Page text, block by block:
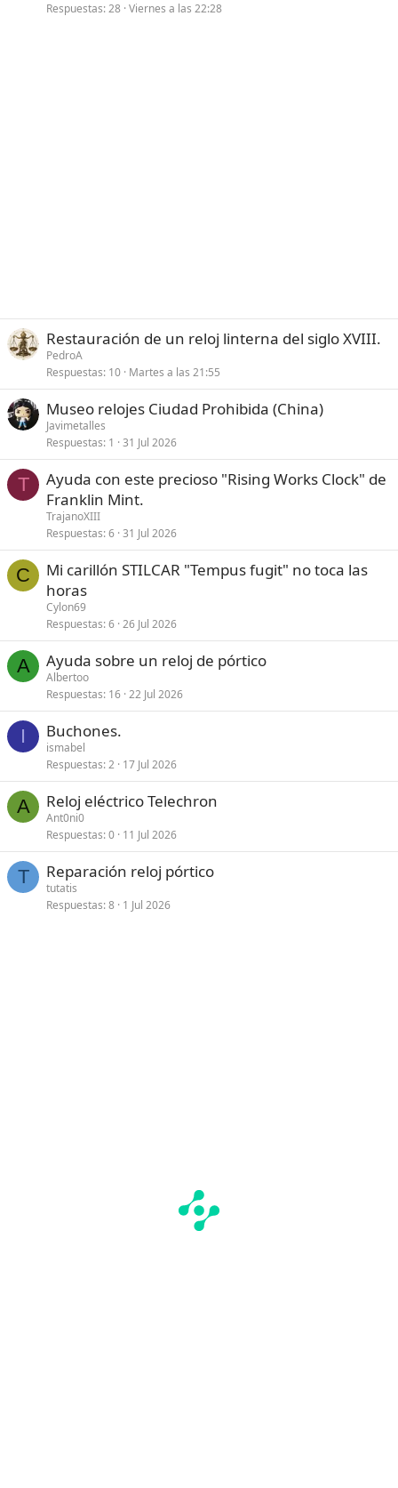
Respuestas 28 Viernes a las 22:28
Restauración de un reloj linterna del siglo XVIII.
PedroA
Respuestas 10 Martes a las 21:55
Museo relojes Ciudad Prohibida (China)
Javimetalles
Respuestas 1 31 Jul 2026
T
Ayuda con este precioso "Rising Works Clock" de
Franklin Mint.
TrajanoXIII
Respuestas 6 31 Jul 2026
C
Mi carillón STILCAR "Tempus fugit" no toca las
horas
Cylon69
Respuestas 6 26 Jul 2026
A Ayuda sobre un reloj de pórtico
Albertoo
Respuestas 16 22 Jul 2026
I Buchones.
ismabel
Respuestas 2 17 Jul 2026
A Reloj eléctrico Telechron
Ant0ni0
Respuestas 0 11 Jul 2026
T Reparación reloj pórtico
tutatis
Respuestas 8 1 Jul 2026